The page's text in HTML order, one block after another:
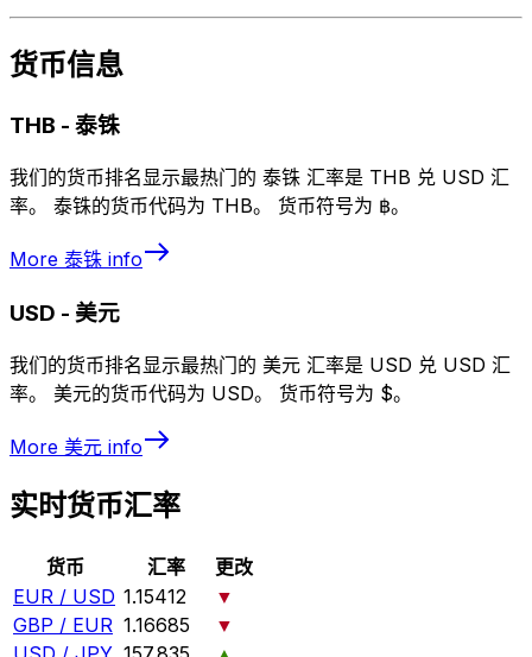
货币信息
THB - 泰铢
我们的货币排名显示最热门的 泰铢 汇率是 THB 兑 USD 汇
率。 泰铢的货币代码为 THB。 货币符号为 ฿。
More 泰铢 info
USD - 美元
我们的货币排名显示最热门的 美元 汇率是 USD 兑 USD 汇
率。 美元的货币代码为 USD。 货币符号为 $。
More 美元 info
实时货币汇率
货币 汇率
更改
EUR / USD 1.15412
▼
GBP / EUR 1.16685
▼